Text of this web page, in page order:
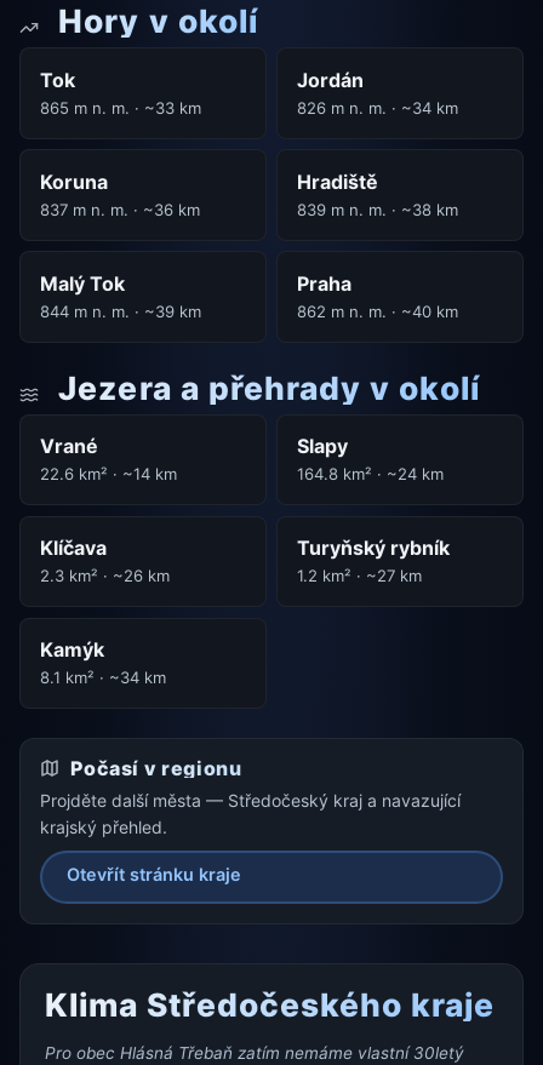
Hory v okolí
Tok
865 m n. m. · ~33 km
Jordán
826 m n. m. · ~34 km
Koruna
837 m n. m. · ~36 km
Hradiště
839 m n. m. · ~38 km
Malý Tok
844 m n. m. · ~39 km
Praha
862 m n. m. · ~40 km
Jezera a přehrady v okolí
Vrané
22.6 km² · ~14 km
Slapy
164.8 km² · ~24 km
Klíčava
2.3 km² · ~26 km
Turyňský rybník
1.2 km² · ~27 km
Kamýk
8.1 km² · ~34 km
Počasí v regionu
Projděte další města — Středočeský kraj a navazující
krajský přehled.
Otevřít stránku kraje
Klima Středočeského kraje
Pro obec Hlásná Třebaň zatím nemáme vlastní 30letý